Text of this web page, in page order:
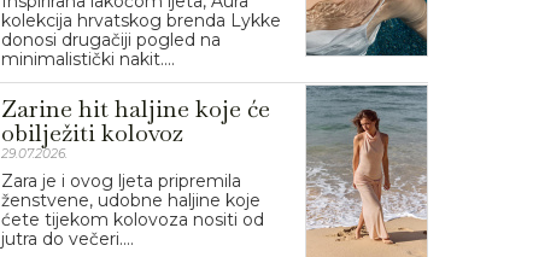
kolekcija hrvatskog brenda Lykke
donosi drugačiji pogled na
minimalistički nakit....
Zarine hit haljine koje će
obilježiti kolovoz
29.07.2026.
Zara je i ovog ljeta pripremila
ženstvene, udobne haljine koje
ćete tijekom kolovoza nositi od
jutra do večeri....